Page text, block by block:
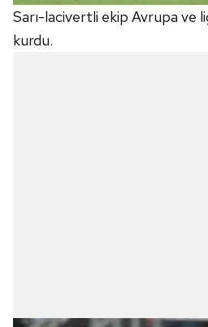
Sarı-lacivertli ekip Avrupa ve
kurdu.